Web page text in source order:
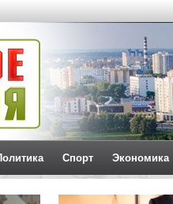
Спорт Экономика